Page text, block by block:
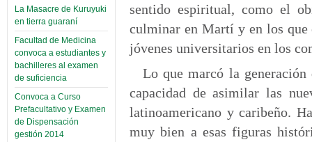
La Masacre de Kuruyuki
en tierra guaraní
Facultad de Medicina
convoca a estudiantes y
bachilleres al examen
de suficiencia
Convoca a Curso
Prefacultativo y Examen
de Dispensación
gestión 2014
sentido espiritual, como el
culminar en Martí y en los que
jóvenes universitarios en los
Lo que marcó la
capacidad de asimilar las
latinoamericano y caribeño.
muy bien a esas figuras